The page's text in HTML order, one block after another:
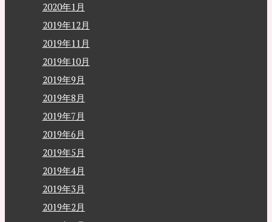
2020年1月
2019年12月
2019年11月
2019年10月
2019年9月
2019年8月
2019年7月
2019年6月
2019年5月
2019年4月
2019年3月
2019年2月